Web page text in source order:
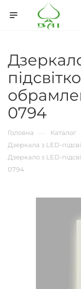
0794
Головна Каталог
Дзеркала з LED-
Дзеркало з LED-
0794